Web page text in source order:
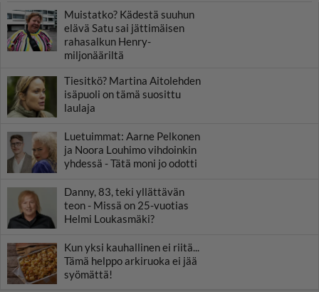
Muistatko? Kädestä suuhun
elävä Satu sai jättimäisen
rahasalkun Henry-
miljonääriltä
Tiesitkö? Martina Aitolehden
isäpuoli on tämä suosittu
laulaja
Luetuimmat: Aarne Pelkonen
ja Noora Louhimo vihdoinkin
yhdessä - Tätä moni jo odotti
Danny, 83, teki yllättävän
teon - Missä on 25-vuotias
Helmi Loukasmäki?
Kun yksi kauhallinen ei riitä...
Tämä helppo arkiruoka ei jää
syömättä!